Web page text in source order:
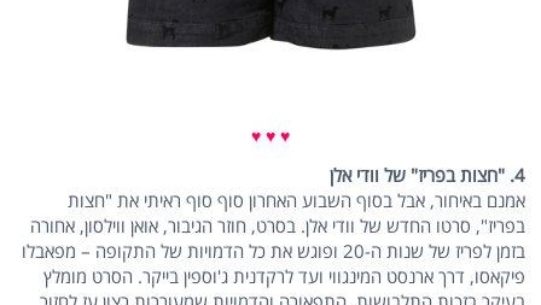
♥ ♥ ♥
4. "חצות בפריז" של וודי אלן
אמנם באיחור, אבל בסוף השבוע האחרון סוף סוף ראיתי את "חצות
בפריז", סרטו החדש של וודי אלן. בסרט, חוזר הגיבור, אואן ווילסון, אחורה
בזמן לפריז של שנות ה-20 ופוגש את כל הדמויות של התקופה – מפאבלו
פיקאסו, דרך ארנסט המינגווי ועד לרקדנית ג'וספין בייקר. הסרט מומלץ